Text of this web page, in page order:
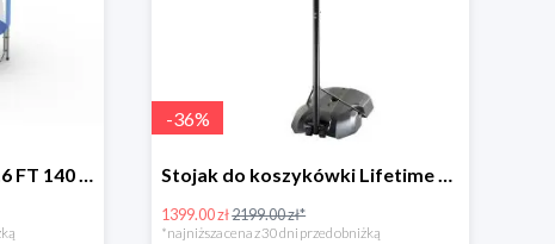
Trampolina Sapphire 4.6 FT 140 cm
-36%
Stojak do koszykówki Lifetime NEW YORK 90000
1399.00 zł2199.00 zł*
*najniższa cena z 30 dni przed obniżką